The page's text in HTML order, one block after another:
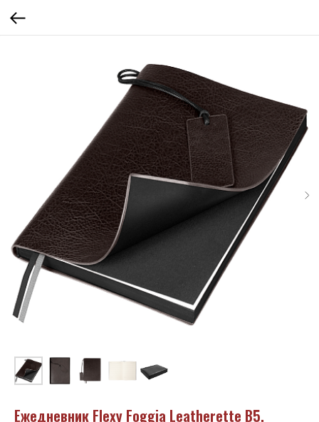
Ежедневник Flexy Foggia Leatherette B5,